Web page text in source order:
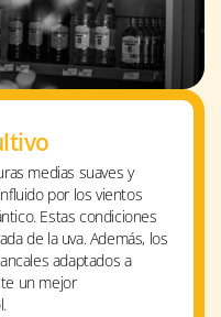
medias suaves y
por los vientos
Estas condiciones
de la uva. Además, los
adaptados a
un mejor